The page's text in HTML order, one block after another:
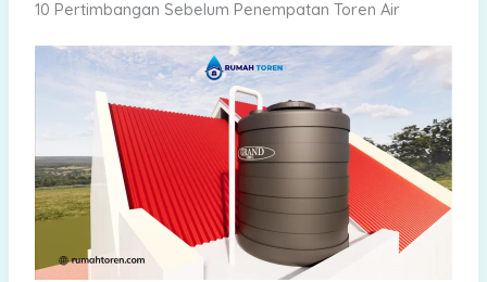
10 Pertimbangan Sebelum Penempatan Toren Air